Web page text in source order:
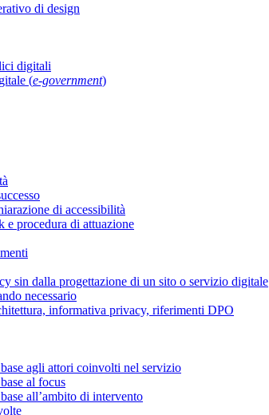
di design
digitali
(e-government)
di accessibilità
e procedura di attuazione
sin dalla progettazione di un sito o servizio digitale
necessario
informativa privacy, riferimenti DPO
agli attori coinvolti nel servizio
al focus
all’ambito di intervento